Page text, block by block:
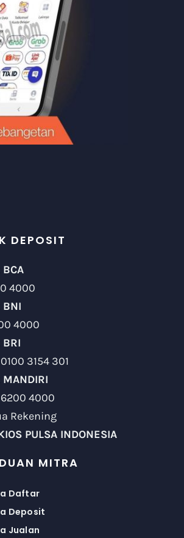
DEPOSIT
4000
4000
3154 301
6200 4000
Rekening
PULSA INDONESIA
MITRA
Daftar
Deposit
Jualan